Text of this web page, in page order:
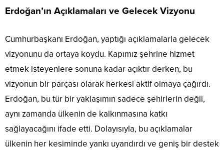
Erdoğan’ın Açıklamaları ve Gelecek Vizyonu
Cumhurbaşkanı Erdoğan, yaptığı açıklamalarla gelecek
vizyonunu da ortaya koydu. Kapımız şehrine hizmet
etmek isteyenlere sonuna kadar açıktır derken, bu
vizyonun bir parçası olarak herkesi aktif olmaya çağırdı.
Erdoğan, bu tür bir yaklaşımın sadece şehirlerin değil,
aynı zamanda ülkenin de kalkınmasına katkı
sağlayacağını ifade etti. Dolayısıyla, bu açıklamalar
ülkenin her kesiminde yankı uyandırdı ve geniş bir destek